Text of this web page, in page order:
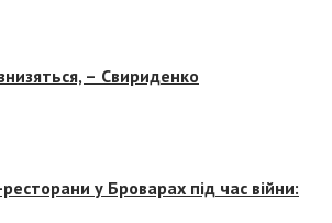
– Свириденко
у Броварах під час війни: